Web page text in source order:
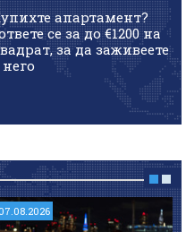
апартамент?
се за до €1200 на
за да заживеете